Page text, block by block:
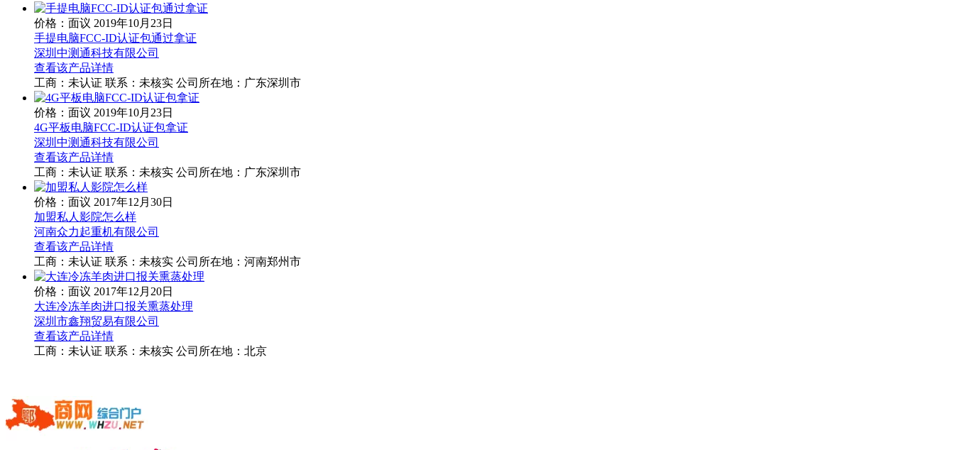
价格：面议 2019年10月23日
手提电脑FCC-ID认证包通过拿证
深圳中测通科技有限公司
查看该产品详情
工商： 未认证 联系： 未核实 公司所在地：广东深圳市
价格：面议 2019年10月23日
4G平板电脑FCC-ID认证包拿证
深圳中测通科技有限公司
查看该产品详情
工商： 未认证 联系： 未核实 公司所在地：广东深圳市
价格：面议 2017年12月30日
加盟私人影院怎么样
河南众力起重机有限公司
查看该产品详情
工商： 未认证 联系： 未核实 公司所在地：河南郑州市
价格：面议 2017年12月20日
大连冷冻羊肉进口报关熏蒸处理
深圳市鑫翔贸易有限公司
查看该产品详情
工商： 未认证 联系： 未核实 公司所在地：北京